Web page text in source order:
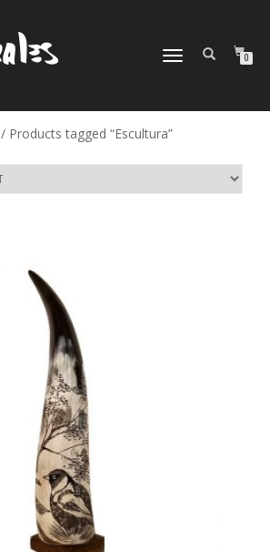
TOGGLE
0
/ Products tagged “Escultura”